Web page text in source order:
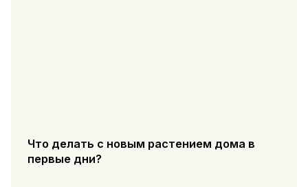
Что делать с новым растением дома в
первые дни?